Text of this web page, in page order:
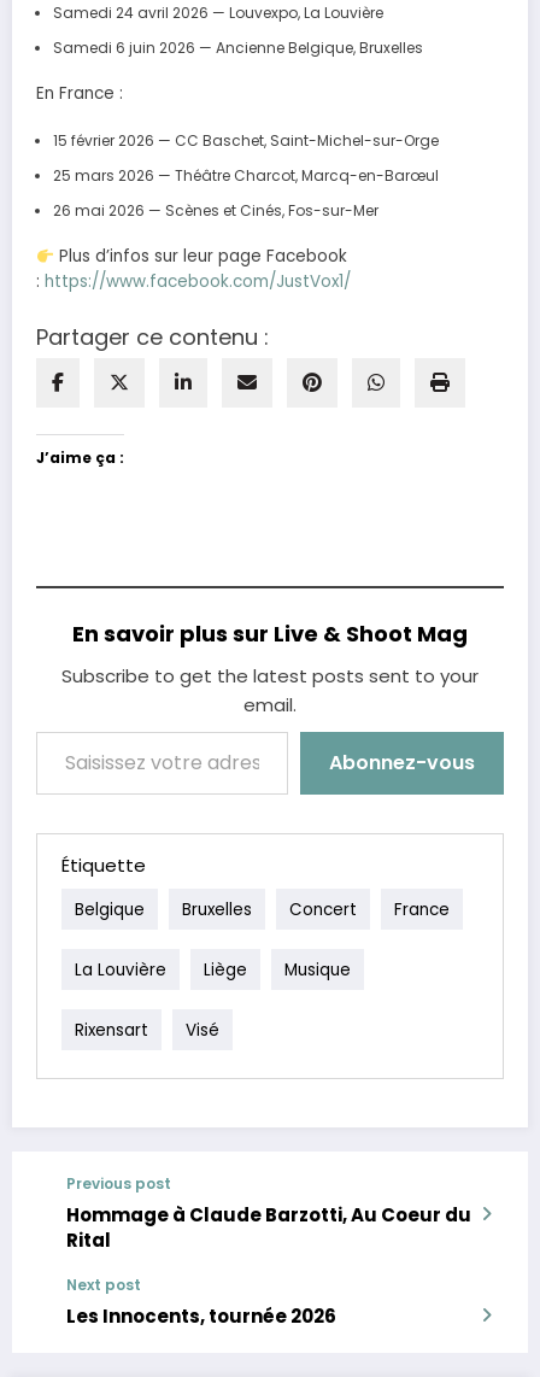
Samedi 24 avril 2026 — Louvexpo, La Louvière
Samedi 6 juin 2026 — Ancienne Belgique, Bruxelles
En France :
15 février 2026 — CC Baschet, Saint-Michel-sur-Orge
25 mars 2026 — Théâtre Charcot, Marcq-en-Barœul
26 mai 2026 — Scènes et Cinés, Fos-sur-Mer
Plus d’infos sur leur page Facebook
: https://www.facebook.com/JustVox1/
Partager ce contenu :
J’aime ça :
En savoir plus sur Live & Shoot Mag
Subscribe to get the latest posts sent to your
email.
Saisissez votre adresse e-mail…
Abonnez-vous
Étiquette
Belgique Bruxelles Concert France
La Louvière Liège Musique
Rixensart Visé
Previous post
Hommage à Claude Barzotti, Au Coeur du
Rital
Next post
Les Innocents, tournée 2026